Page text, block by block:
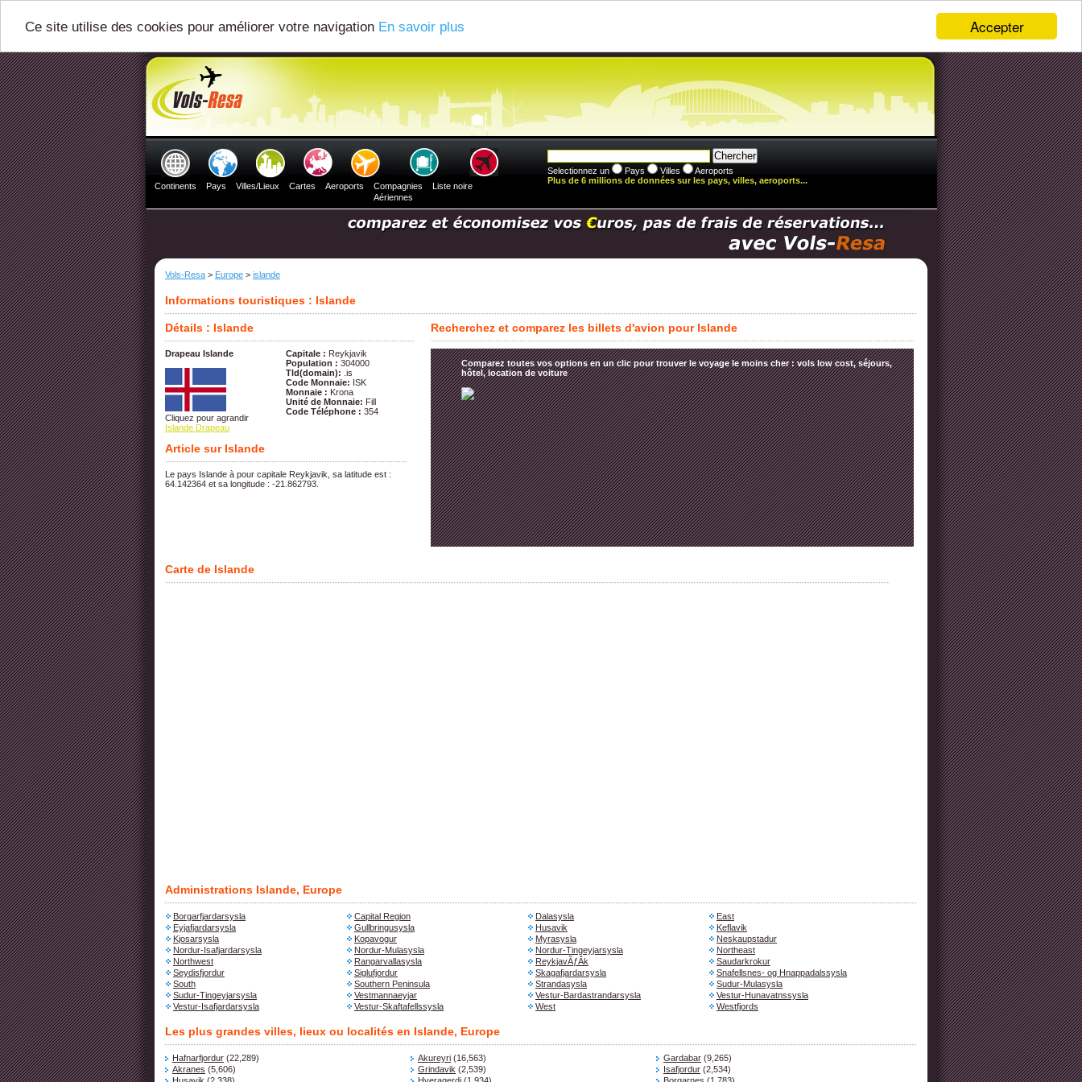
Accepter
Ce site utilise des cookies pour améliorer votre navigation En savoir plus
Continents Pays Villes/Lieux Cartes Aeroports
Compagnies
Aériennes
Liste noire
Selectionnez un Pays Villes
Aeroports
Plus de 6 millions de données sur les pays, villes, aeroports...
Vols-Resa > Europe > islande
Informations touristiques : Islande
Détails : Islande
Drapeau Islande
Cliquez pour agrandir
Islande Drapeau
Capitale : Reykjavik
Population : 304000
Tld(domain): .is
Code Monnaie: ISK
Monnaie : Krona
Unité de Monnaie: Fill
Code Téléphone : 354
Article sur Islande
Le pays Islande à pour capitale Reykjavik, sa latitude est :
64.142364 et sa longitude : -21.862793.
Recherchez et comparez les billets d'avion pour Islande
Comparez toutes vos options en un clic pour trouver le voyage le moins cher : vols low cost, séjours,
hôtel, location de voiture
Carte de Islande
Administrations Islande, Europe
Borgarfjardarsysla Capital Region Dalasysla
East
Eyjafjardarsysla
Gullbringusysla Husavik
Keflavik
Kjosarsysla
Kopavogur Myrasysla
Neskaupstadur
Nordur-Isafjardarsysla
Nordur-Mulasysla Nordur-Tingeyjarsysla
Northeast
Northwest
Rangarvallasysla ReykjavÃƒÂ­k
Saudarkrokur
Seydisfjordur
Siglufjordur Skagafjardarsysla
Snafellsnes- og Hnappadalssysla
South
Southern Peninsula Strandasysla
Sudur-Mulasysla
Sudur-Tingeyjarsysla
Vestmannaeyjar Vestur-Bardastrandarsysla
Vestur-Hunavatnssysla
Vestur-Isafjardarsysla
Vestur-Skaftafellssysla West Westfjords
Les plus grandes villes, lieux ou localités en Islande, Europe
Hafnarfjordur (22,289) Akureyri (16,563) Gardabar (9,265)
Akranes (5,606) Grindavik (2,539) Isafjordur (2,534)